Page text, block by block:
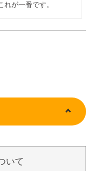
が一番です。
いて